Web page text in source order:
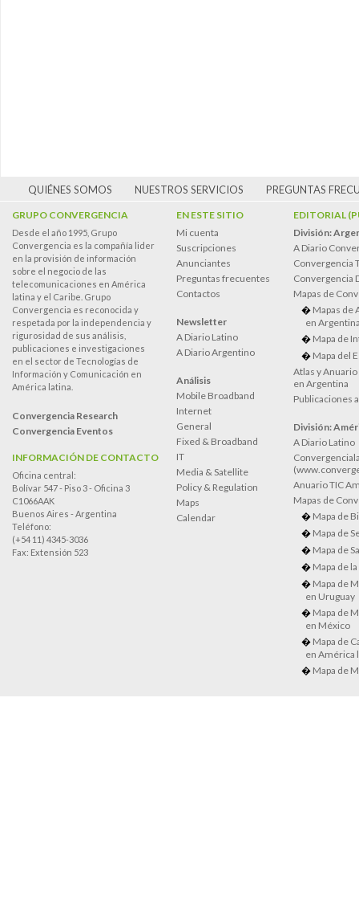
QUIÉNES SOMOS NUESTROS SERVICIOS PREGUNTAS
GRUPO CONVERGENCIA
Desde el año 1995, Grupo
Convergencia es la compañía lider
en la provisión de información
sobre el negocio de las
telecomunicaciones en América
latina y el Caribe. Grupo
Convergencia es reconocida y
respetada por la independencia y
rigurosidad de sus análisis,
publicaciones e investigaciones
en el sector de Tecnologías de
Información y Comunicación en
América latina.
Convergencia Research
Convergencia Eventos
INFORMACIÓN DE CONTACTO
Oficina central:
Bolívar 547 - Piso 3 - Oficina 3
C1066AAK
Buenos Aires - Argentina
Teléfono:
(+54 11) 4345-3036
Fax: Extensión 523
EN ESTE SITIO
Mi cuenta
Suscripciones
Anunciantes
Preguntas frecuentes
Contactos
Newsletter
A Diario Latino
A Diario Argentino
Análisis
Mobile Broadband
Internet
General
Fixed & Broadband
IT
Media & Satellite
Policy & Regulation
Maps
Calendar
EDITORIAL
División:
A Diario
Convergencia
Convergencia
Mapas de
Mapas de
en
Mapa de
Mapa del
Atlas y
en Argentina
Publicaciones
División:
A Diario Latino
Anuario TIC
Mapas de
Mapa de
Mapa de
Mapa de
Mapa de
Mapa de
en Uruguay
Mapa de
en México
Mapa de
en América
Mapa de